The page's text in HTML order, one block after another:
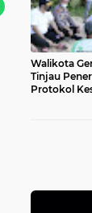
Walikota
Tinjau
Protokol